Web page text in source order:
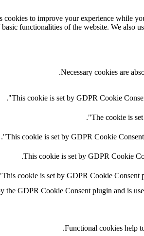
cookies to improve your experience while
functionalities of the website. We also
Necessary cookies are
This cookie is set by GDPR Cookie
The cookie is
This cookie is set by GDPR Cookie
This cookie is set by GDPR Cookie
This cookie is set by GDPR Cookie Consent
the GDPR Cookie Consent plugin and is
Functional cookies help